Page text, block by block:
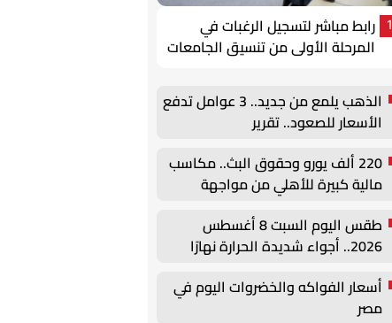
1
رابط مباشر لتسجيل الرغبات في
المرحلة الأولى من تنسيق الجامعات
الذهب يلمع من جديد.. 3 عوامل تدفع
الأسعار للصعود.. تقرير
220 ألف يورو وحقوق البث.. مكاسب
مالية كبيرة للأهلي من مواجهة
برشلونة في كأس خوان جامبر
طقس اليوم السبت 8 أغسطس
2026.. أجواء شديدة الحرارة نهارًا
أسعار الفواكه والخضروات اليوم في
مصر